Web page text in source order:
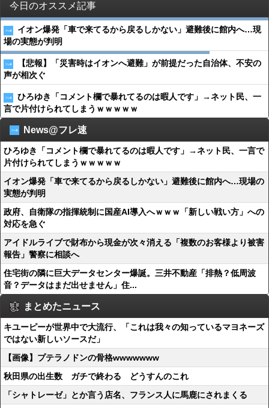
今日のオススメ記事
イオン爆発「車で来てるから戻るしかない」避難後に館内へ…現
場の実態が判明
【悲報】「災害時はイオンへ避難」が前提だった自治体、不安の
声が相次ぐ
ひろゆき「コメント欄で暴れてるのは暇人です」→ネット民、一
言で片付けられてしまうｗｗｗｗｗ
News@フレ速
ひろゆき「コメント欄で暴れてるのは暇人です」→ネット民、一言で
片付けられてしまうｗｗｗｗｗ
イオン爆発「車で来てるから戻るしかない」避難後に館内へ…現場の
実態が判明
政府、自衛隊の指揮統制に国産AI導入へｗｗｗ「新しい戦い方」への
対応を急ぐ
アイドルライブで財布から現金が次々消える「複数のお客様より被害
報告」警察に相談へ
住宅街の隣に巨大データセンター爆誕。三井不動産「排熱？低周波
音？データはまだ出せません」住...
まとめたニュース
キユーピーが世界中で大流行、「これは我々の知っているマヨネーズ
ではない新しいソースだ」
【画像】プテラノドンの骨格wwwwwww
秋田県の出生数 ガチで終わる どうすんのこれ
「シャトレーゼ」とか言う店名、フランス人に馬鹿にされまくる